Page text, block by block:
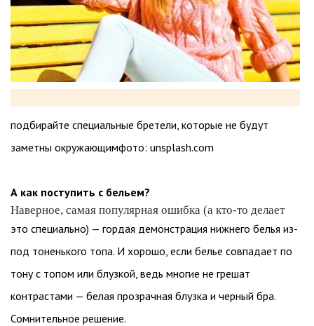
подбирайте специальные бретели, которые не будут
заметны окружающимфото: unsplash.com
А как поступить с бельем?
Наверное, самая популярная ошибка (а кто-то делает
это специально) — гордая демонстрация нижнего белья из-
под тоненького топа. И хорошо, если белье совпадает по
тону с топом или блузкой, ведь многие не грешат
контрастами — белая прозрачная блузка и черный бра.
Сомнительное решение.